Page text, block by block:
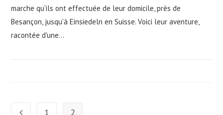
marche qu'ils ont effectuée de leur domicile, près de
Besançon, jusqu'à Einsiedeln en Suisse. Voici leur aventure,
racontée d'une…
Go to the previous page
1 2